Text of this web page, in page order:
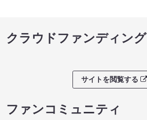
クラウドファンディング
サイトを閲覧する
ファンコミュニティ